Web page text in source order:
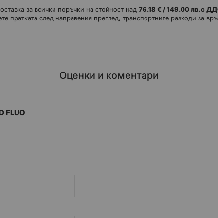
износоустойчивост при удар, като същевременно се осигурява
за всички поръчки на стойност над 76.18 € / 149.00 лв. с
пратката след направения преглед, транспортните разходи за
Оценки и коментари
FLUO